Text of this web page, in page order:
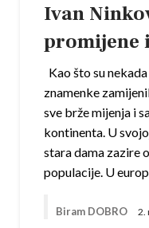
Ivan
promijene
Kao što su
znamenke
sve brže mijenja i
kontinenta. U
stara dama zazire
populacije. U
Biram DOBRO 2.